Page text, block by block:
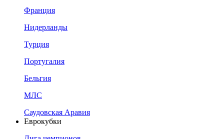
Франция
Нидерланды
Турция
Португалия
Бельгия
МЛС
Саудовская Аравия
Еврокубки